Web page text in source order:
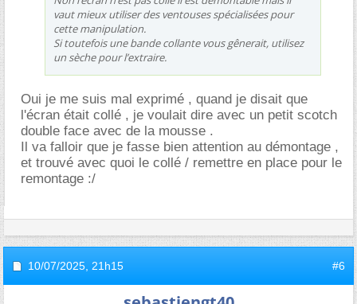
vaut mieux utiliser des ventouses spécialisées pour
cette manipulation.
Si toutefois une bande collante vous gênerait, utilisez
un sèche pour l’extraire.
Oui je me suis mal exprimé , quand je disait que
l'écran était collé , je voulait dire avec un petit scotch
double face avec de la mousse .
Il va falloir que je fasse bien attention au démontage ,
et trouvé avec quoi le collé / remettre en place pour le
remontage :/
10/07/2025, 21h15 #6